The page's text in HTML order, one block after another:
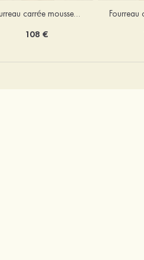
Fourreau carrée mousseline courte/mini robe de fête de la rentré avec volants
108 €